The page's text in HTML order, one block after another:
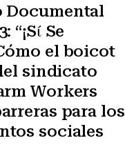
Documental
“¡Sί Se
el boicot
sindicato
Workers
para los
sociales